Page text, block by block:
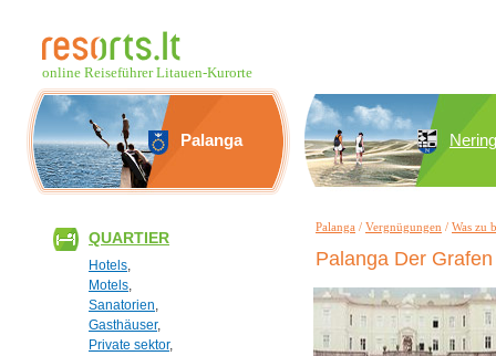
online Reiseführer Litauen-Kurorte
Palanga
QUARTIER
Hotels,
Motels,
Sanatorien,
Gasthäuser,
Private sektor,
Palanga / Vergnügungen / Was zu
Palanga Der